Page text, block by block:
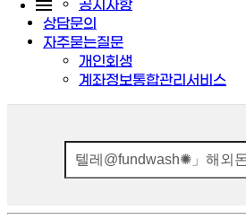
공지사항
상담문의
자주묻는질문
개인회생
계좌정보통합관리서비스